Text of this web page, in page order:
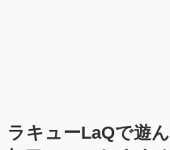
ラキューLaQで遊